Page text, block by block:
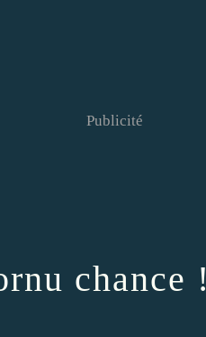
Publicité
chance !